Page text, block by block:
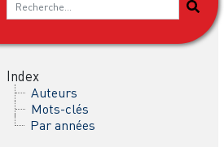
Index
Auteurs
Mots-clés
Par années